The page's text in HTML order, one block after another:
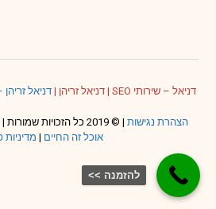
דניאל – שירותי SEO | דניאל זריהן | דניאל
הצהרת נגישות | © 2019 כל הזכויות שמורות | חברים שלנו:
אוכל זה החיים | מדיניות
להזמנה >>